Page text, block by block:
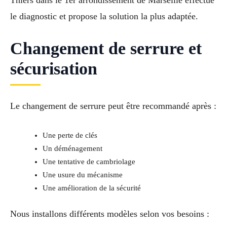
le diagnostic et propose la solution la plus adaptée.
Changement de serrure et
sécurisation
Le changement de serrure peut être recommandé après :
Une perte de clés
Un déménagement
Une tentative de cambriolage
Une usure du mécanisme
Une amélioration de la sécurité
Nous installons différents modèles selon vos besoins :